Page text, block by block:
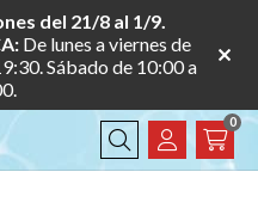
del 21/8 al 1/9.
De lunes a viernes de
Sábado de 10:00 a
Buscar
0